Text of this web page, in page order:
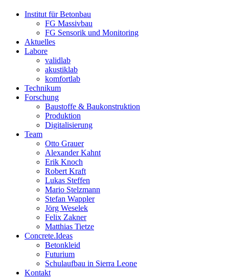
Institut für Betonbau
FG Massivbau
FG Sensorik und Monitoring
Aktuelles
Labore
validlab
akustiklab
komfortlab
Technikum
Forschung
Baustoffe & Baukonstruktion
Produktion
Digitalisierung
Team
Otto Grauer
Alexander Kahnt
Erik Knoch
Robert Kraft
Lukas Steffen
Mario Stelzmann
Stefan Wappler
Jörg Weselek
Felix Zakner
Matthias Tietze
Concrete.Ideas
Betonkleid
Futurium
Schulaufbau in Sierra Leone
Kontakt